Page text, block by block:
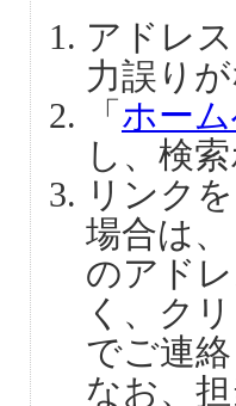
アドレ
力誤り
「 ホー
し、検
リンク
場合は
のアド
く、ク
でご連
なお、担